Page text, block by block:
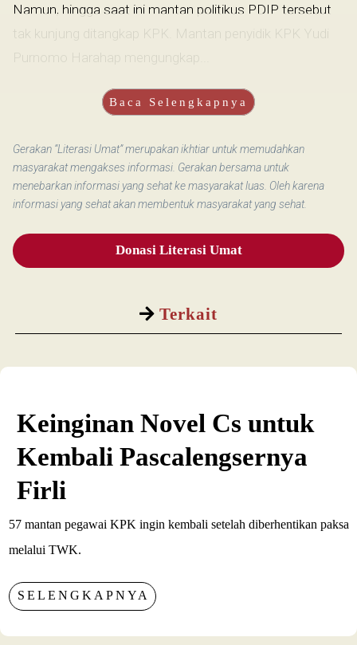
Terkait
Namun, hingga saat ini mantan politikus PDIP tersebut
tak kunjung ditangkap KPK. Mantan penyidik KPK Yudi
Purnomo Harahap mengungkap...
Baca Selengkapnya
Gerakan “Literasi Umat” merupakan ikhtiar untuk memudahkan
masyarakat mengakses informasi. Gerakan bersama untuk
menebarkan informasi yang sehat ke masyarakat luas. Oleh karena
informasi yang sehat akan membentuk masyarakat yang sehat.
Donasi Literasi Umat
Keinginan Novel Cs untuk
Kembali Pascalengsernya
Firli
57 mantan pegawai KPK ingin kembali setelah diberhentikan paksa
melalui TWK.
SELENGKAPNYA